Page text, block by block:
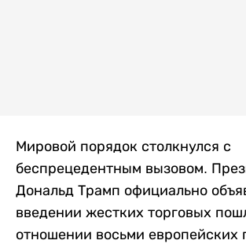
Мировой порядок столкнулся с
беспрецедентным вызовом.
Дональд Трамп официально
введении жестких торговых
отношении восьми европейских